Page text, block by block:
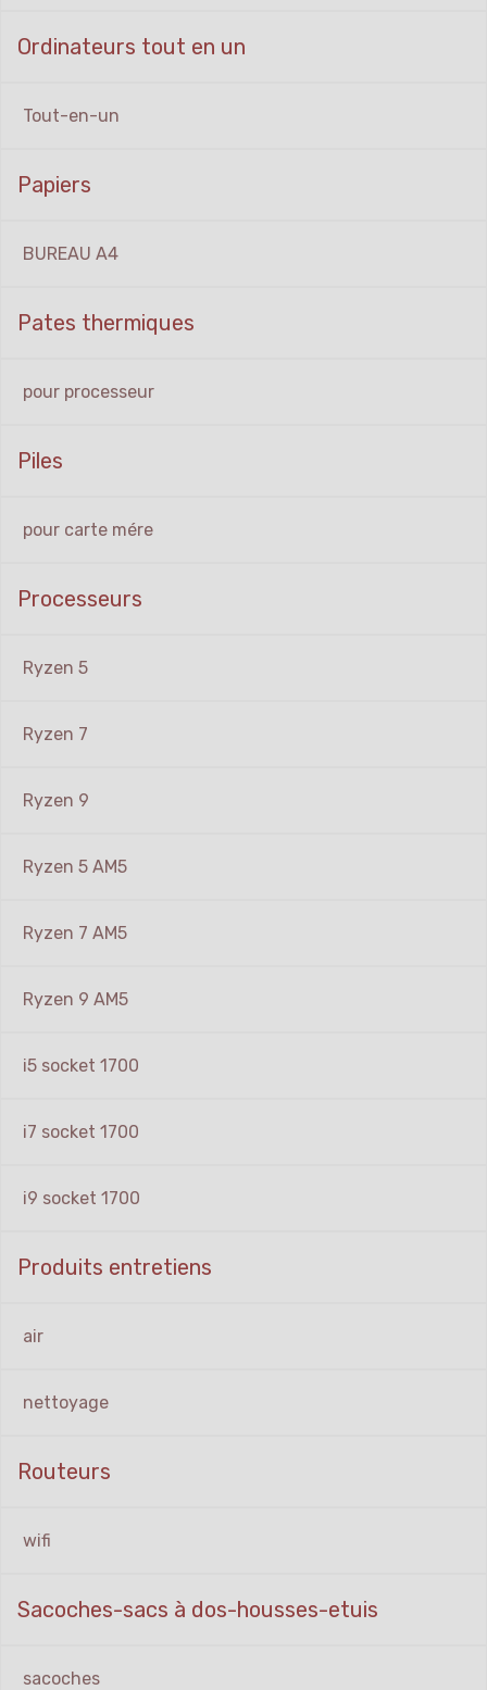
Ordinateurs tout en un
Tout-en-un
Papiers
BUREAU A4
Pates thermiques
pour processeur
Piles
pour carte mére
Processeurs
Ryzen 5
Ryzen 7
Ryzen 9
Ryzen 5 AM5
Ryzen 7 AM5
Ryzen 9 AM5
i5 socket 1700
i7 socket 1700
i9 socket 1700
Produits entretiens
air
nettoyage
Routeurs
wifi
Sacoches-sacs à dos-housses-etuis
sacoches